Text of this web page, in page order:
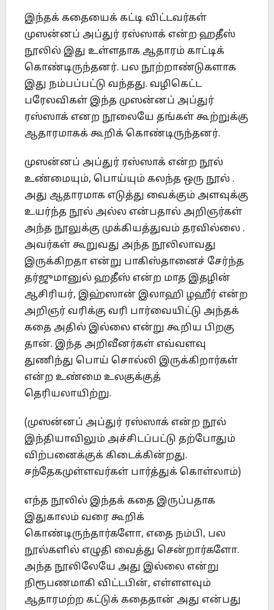
இந்தக் கதையைக் கட்டி விட்டவர்கள்
முஸன்னப் அப்துர் ரஸ்ஸாக் என்ற ஹதீஸ்
நூலில் இது உள்ளதாக ஆதாரம் காட்டிக்
கொண்டிருந்தனர். பல நூற்றாண்டுகளாக
இது நம்பப்பட்டு வந்தது. வழிகெட்ட
பரேலவிகள் இந்த முஸன்னப் அப்துர்
ரஸ்ஸாக் எனற நூலையே தங்கள் கூற்றுக்கு
ஆதாரமாகக் கூறிக் கொண்டிருந்தனர்.
முஸன்னப் அப்துர் ரஸ்ஸாக் என்ற நூல்
உண்மையும், பொய்யும் கலந்த ஒரு நூல் .
அது ஆதாரமாக எடுத்து வைக்கும் அளவுக்கு
உயர்ந்த நூல் அல்ல என்பதால் அறிஞர்கள்
அந்த நூலுக்கு முக்கியத்துவம் தரவில்லை .
அவர்கள் கூறுவது அந்த நூலிலாவது
இருக்கிறதா என்று பாகிஸ்தானைச் சேர்ந்த
தர்ஜுமானுல் ஹதீஸ் என்ற மாத இதழின்
ஆசிரியர், இஹ்ஸான் இலாஹி ழஹீர் என்ற
அறிஞர் வரிக்கு வரி பார்வையிட்டு அந்தக்
கதை அதில் இல்லை என்று கூறிய பிறகு
தான். இந்த அறிவீனர்கள் எவ்வளவு
துணிந்து பொய் சொல்லி இருக்கிறார்கள்
என்ற உண்மை உலகுக்குத்
தெரியலாயிற்று.
(முஸன்னப் அப்துர் ரஸ்ஸாக் என்ற நூல்
இந்தியாவிலும் அச்சிடப்பட்டு தற்போதும்
விற்பனைக்குக் கிடைக்கின்றது.
சந்தேகமுள்ளவர்கள் பார்த்துக் கொள்லாம்)
எந்த நூலில் இந்தக் கதை இருப்பதாக
இதுகாலம் வரை கூறிக்
கொண்டிருந்தார்களோ, எதை நம்பி, பல
நூல்களில் எழுதி வைத்து சென்றார்களோ.
அந்த நூலிலேயே அது இல்லை என்று
நிரூபணமாகி விட்டபின், எள்ளளவும்
ஆதாரமற்ற கட்டுக் கதைதான் அது என்பது